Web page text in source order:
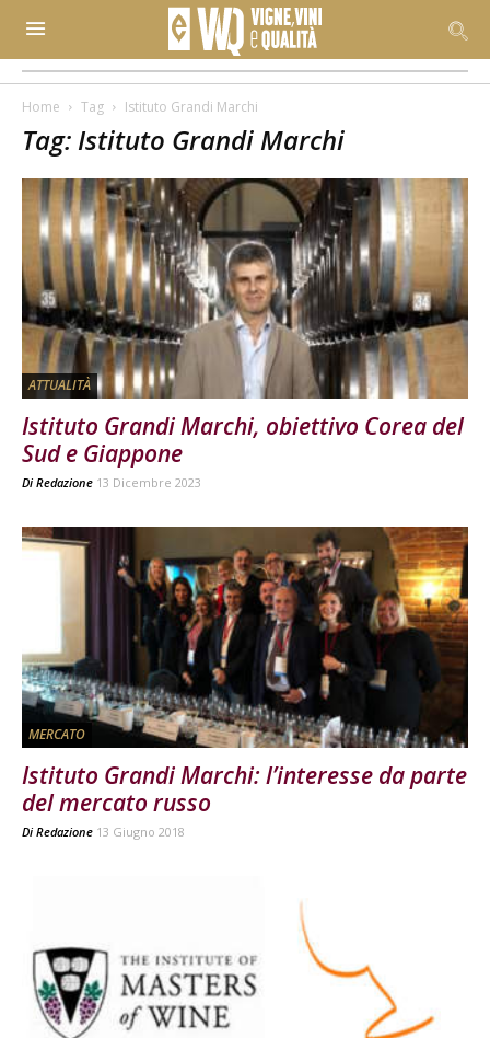
Home Tag Istituto Grandi Marchi
Tag: Istituto Grandi Marchi
ATTUALITÀ
Istituto Grandi Marchi, obiettivo Corea del
Sud e Giappone
Di Redazione 13 Dicembre 2023
MERCATO
Istituto Grandi Marchi: l’interesse da parte
del mercato russo
Di Redazione 13 Giugno 2018